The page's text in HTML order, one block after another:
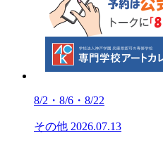
8/2・8/6・8/22
その他 2026.07.13